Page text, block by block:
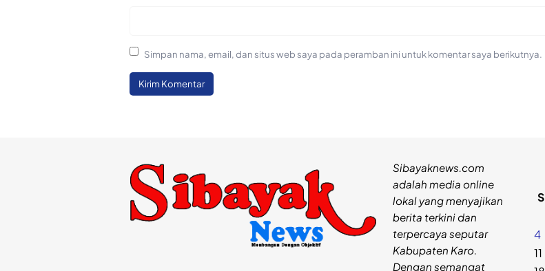
Simpan nama, email, dan situs web saya pada peramban ini untuk komentar saya berikutnya.
Sibayaknews.com
adalah media online
lokal yang menyajikan
berita terkini dan
terpercaya seputar
Kabupaten Karo.
Dengan semangat
S
4
11